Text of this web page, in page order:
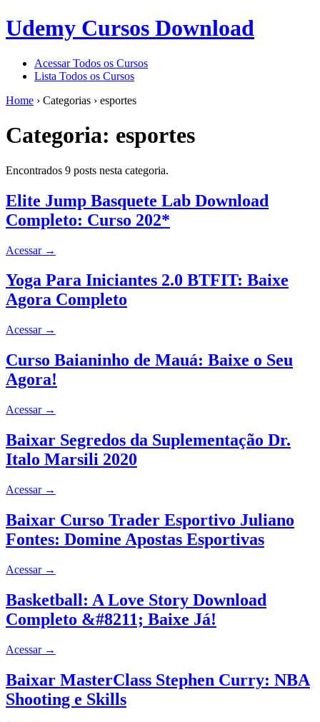
Udemy Cursos Download
Acessar Todos os Cursos
Lista Todos os Cursos
Home › Categorias › esportes
Categoria: esportes
Encontrados 9 posts nesta categoria.
Elite Jump Basquete Lab Download
Completo: Curso 202*
Acessar →
Yoga Para Iniciantes 2.0 BTFIT: Baixe
Agora Completo
Acessar →
Curso Baianinho de Mauá: Baixe o Seu
Agora!
Acessar →
Baixar Segredos da Suplementação Dr.
Italo Marsili 2020
Acessar →
Baixar Curso Trader Esportivo Juliano
Fontes: Domine Apostas Esportivas
Acessar →
Basketball: A Love Story Download
Completo &#8211; Baixe Já!
Acessar →
Baixar MasterClass Stephen Curry: NBA
Shooting e Skills